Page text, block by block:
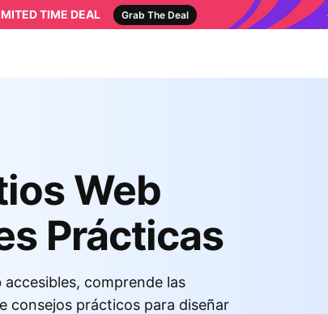
TIME DEAL Grab The Deal
Web
Prácticas
comprende las
consejos prácticos para diseñar